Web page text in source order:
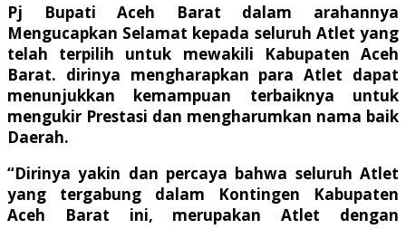
Pj Bupati Aceh Barat dalam arahannya
Mengucapkan Selamat kepada seluruh Atlet yang
telah terpilih untuk mewakili Kabupaten Aceh
Barat. dirinya mengharapkan para Atlet dapat
menunjukkan kemampuan terbaiknya untuk
mengukir Prestasi dan mengharumkan nama baik
Daerah.
“Dirinya yakin dan percaya bahwa seluruh Atlet
yang tergabung dalam Kontingen Kabupaten
Aceh Barat ini, merupakan Atlet dengan